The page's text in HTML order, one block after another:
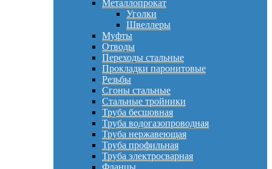
Металлопрокат
Уголки
Швеллеры
Муфты
Отводы
Переходы стальные
Прокладки паронитовые
Резьбы
Сгоны стальные
Стальные тройники
Труба бесшовная
Труба водогазопроводная
Труба нержавеющая
Труба профильная
Труба электросварная
Фланцы